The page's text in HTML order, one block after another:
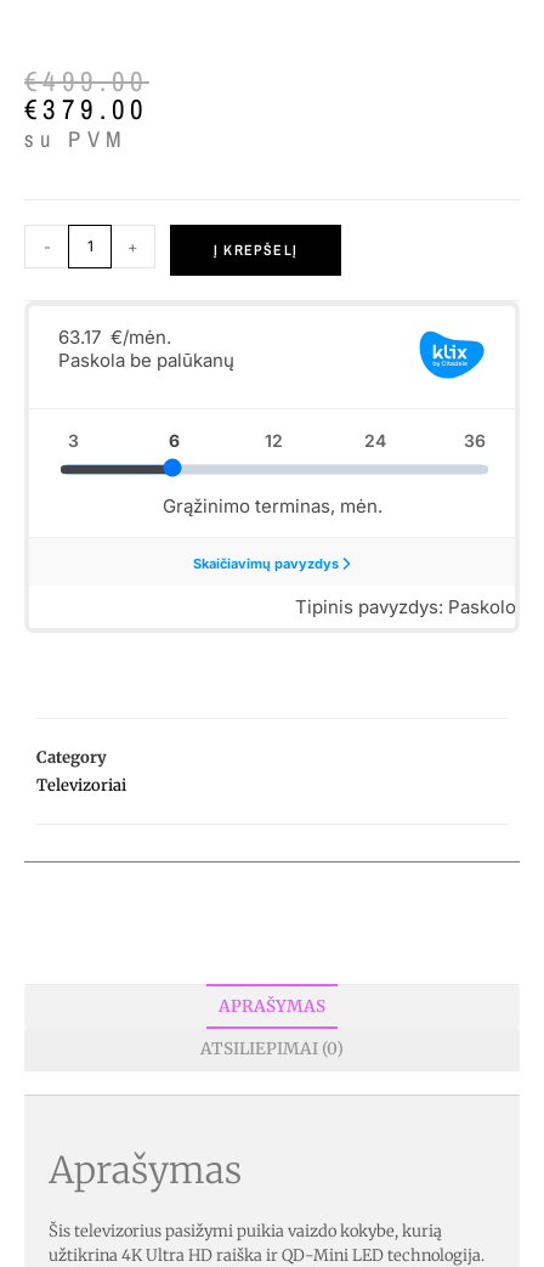
€499.00
€379.00
su PVM
- + Į KREPŠELĮ
Category
Televizoriai
APRAŠYMAS
ATSILIEPIMAI (0)
Aprašymas
Šis televizorius pasižymi puikia vaizdo kokybe, kurią
užtikrina 4K Ultra HD raiška ir QD-Mini LED technologija.